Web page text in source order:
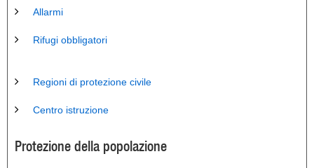
Allarmi
Rifugi obbligatori
Regioni di protezione civile
Centro istruzione
Protezione della popolazione